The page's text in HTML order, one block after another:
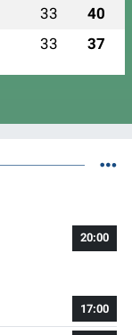
33 40
33 37
20:00
17:00